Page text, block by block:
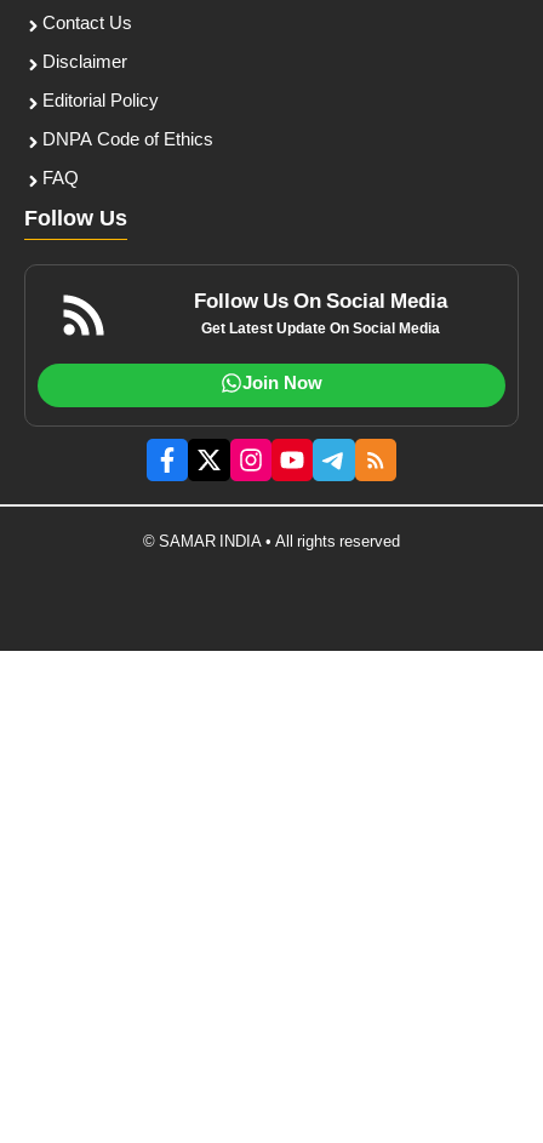
Contact Us
Disclaimer
Editorial Policy
DNPA Code of Ethics
FAQ
Follow Us
Follow Us On Social Media
Get Latest Update On Social Media
Join Now
© SAMAR INDIA • All rights reserved